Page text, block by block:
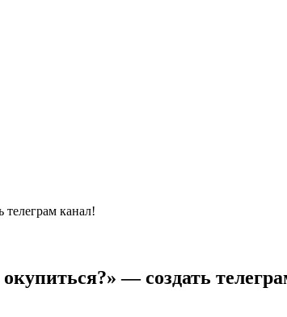
телеграм канал!
— создать